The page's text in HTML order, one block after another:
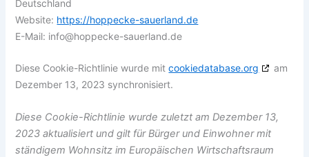
Deutschland
Website: https://hoppecke-sauerland.de
E-Mail: info@hoppecke-sauerland.de
Diese Cookie-Richtlinie wurde mitcookiedatabase.org
am
Dezember 13, 2023 synchronisiert.
Diese Cookie-Richtlinie wurde zuletzt am Dezember 13,
2023 aktualisiert und gilt für Bürger und Einwohner mit
ständigem Wohnsitz im Europäischen Wirtschaftsraum